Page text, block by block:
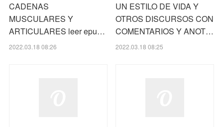
CADENAS
MUSCULARES Y
ARTICULARES leer epu…
2022.03.18 08:26
UN ESTILO DE VIDA Y
OTROS DISCURSOS CON
COMENTARIOS Y ANOT…
2022.03.18 08:25